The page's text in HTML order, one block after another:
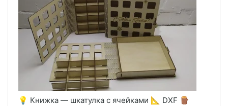
💡 Книжка — шкатулка с ячейками 📐 DXF 🪵